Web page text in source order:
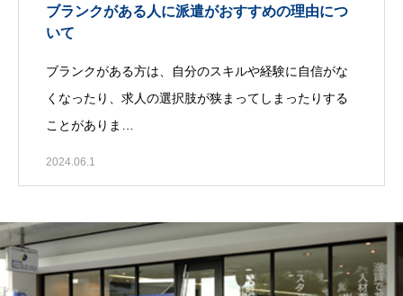
ブランクがある人に派遣がおすすめの理由につ
いて
ブランクがある方は、自分のスキルや経験に自信がな
くなったり、求人の選択肢が狭まってしまったりする
ことがありま…
2024.06.1